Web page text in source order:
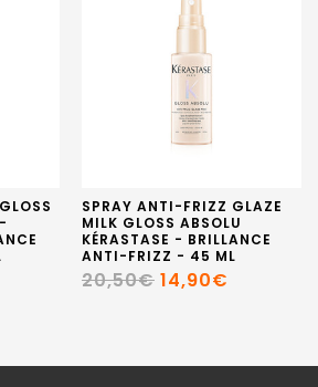
SPRAY ANTI-FRIZZ GLAZE
MILK GLOSS ABSOLU
KÉRASTASE - BRILLANCE
ANTI-FRIZZ - 45 ML
20,50€ 14,90€